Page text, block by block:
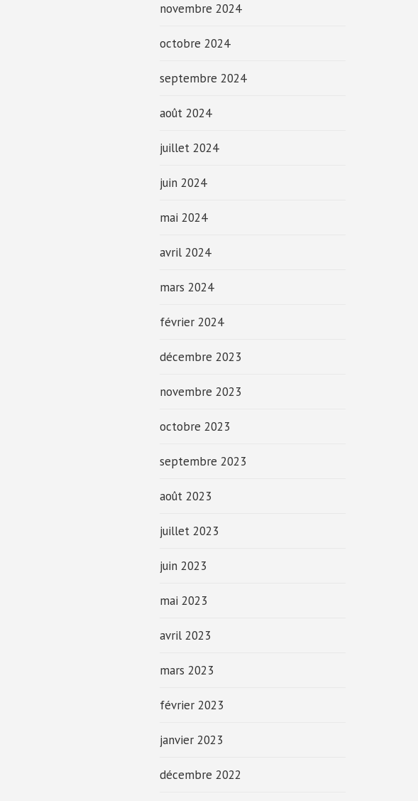
novembre 2024
octobre 2024
septembre 2024
août 2024
juillet 2024
juin 2024
mai 2024
avril 2024
mars 2024
février 2024
décembre 2023
novembre 2023
octobre 2023
septembre 2023
août 2023
juillet 2023
juin 2023
mai 2023
avril 2023
mars 2023
février 2023
janvier 2023
décembre 2022